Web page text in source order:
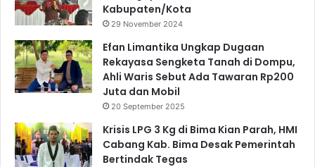
Kabupaten/Kota
29 November 2024
Efan Limantika Ungkap Dugaan
Rekayasa Sengketa Tanah di Dompu,
Ahli Waris Sebut Ada Tawaran Rp200
Juta dan Mobil
20 September 2025
Krisis LPG 3 Kg di Bima Kian Parah, HMI
Cabang Kab. Bima Desak Pemerintah
Bertindak Tegas